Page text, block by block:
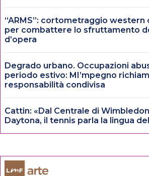
“ARMS”: cortometraggio
per combattere lo sfruttamento
d’opera
Degrado urbano. Occupazioni
periodo estivo: MI’mpegno
responsabilità condivisa
Cattin: «Dal Centrale di
Daytona, il tennis parla la lingua